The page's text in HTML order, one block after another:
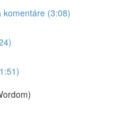
komentáre (3:08)